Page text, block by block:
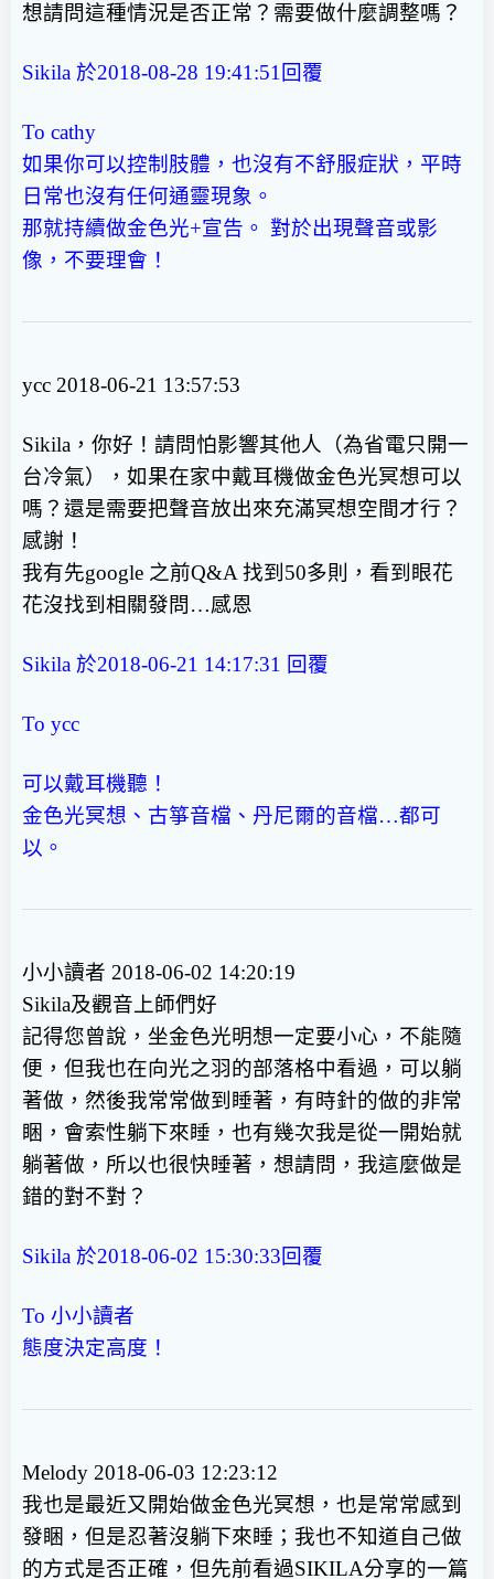
想請問這種情況是否正常？需要做什麼調整嗎？
Sikila 於2018-08-28 19:41:51回覆
To cathy
如果你可以控制肢體，也沒有不舒服症狀，平時
日常也沒有任何通靈現象。
那就持續做金色光+宣告。 對於出現聲音或影
像，不要理會！
ycc 2018-06-21 13:57:53
Sikila，你好！請問怕影響其他人（為省電只開一
台冷氣），如果在家中戴耳機做金色光冥想可以
嗎？還是需要把聲音放出來充滿冥想空間才行？
感謝！
我有先google 之前Q&A 找到50多則，看到眼花
花沒找到相關發問…感恩
Sikila 於2018-06-21 14:17:31 回覆
To ycc
可以戴耳機聽！
金色光冥想、古箏音檔、丹尼爾的音檔…都可
以。
小小讀者 2018-06-02 14:20:19
Sikila及觀音上師們好
記得您曾說，坐金色光明想一定要小心，不能隨
便，但我也在向光之羽的部落格中看過，可以躺
著做，然後我常常做到睡著，有時針的做的非常
睏，會索性躺下來睡，也有幾次我是從一開始就
躺著做，所以也很快睡著，想請問，我這麼做是
錯的對不對？
Sikila 於2018-06-02 15:30:33回覆
To 小小讀者
態度決定高度！
Melody 2018-06-03 12:23:12
我也是最近又開始做金色光冥想，也是常常感到
發睏，但是忍著沒躺下來睡；我也不知道自己做
的方式是否正確，但先前看過SIKILA分享的一篇